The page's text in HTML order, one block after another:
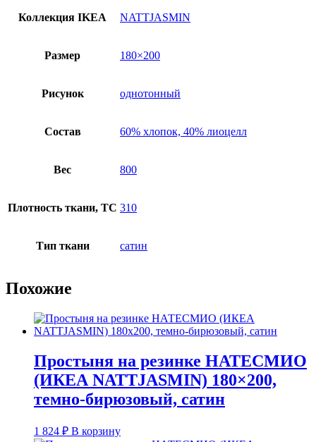
Коллекция IKEA NATTJASMIN
Размер 180×200
Рисунок однотонный
Состав 60% хлопок, 40% лиоцелл
Вес 800
Плотность ткани, TC 310
Тип ткани сатин
Похожие
Простыня на резинке НАТЕСМИО
(ИКЕА NATTJASMIN) 180×200,
темно-бирюзовый, сатин
1 824 ₽ В корзину